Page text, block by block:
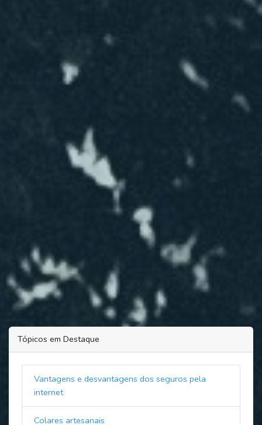
Tópicos em Destaque
Vantagens e desvantagens dos seguros pela
internet
Colares artesanais